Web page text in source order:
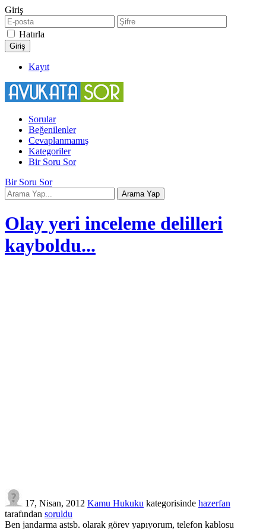
Giriş
Hatırla
Kayıt
Sorular
Beğenilenler
Cevaplanmamış
Kategoriler
Bir Soru Sor
Bir Soru Sor
Olay yeri inceleme delilleri
kayboldu...
17, Nisan, 2012 Kamu Hukuku kategorisinde hazerfan
tarafından soruldu
Ben jandarma astsb. olarak görev yapıyorum, telefon kablosu